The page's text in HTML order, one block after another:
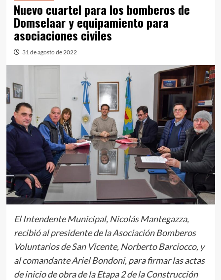
Nuevo cuartel para los bomberos de
Domselaar y equipamiento para
asociaciones civiles
31 de agosto de 2022
El Intendente Municipal, Nicolás Mantegazza,
recibió al presidente de la Asociación Bomberos
Voluntarios de San Vicente, Norberto Barciocco, y
al comandante Ariel Bondoni, para firmar las actas
de inicio de obra de la Etapa 2 de la Construcción